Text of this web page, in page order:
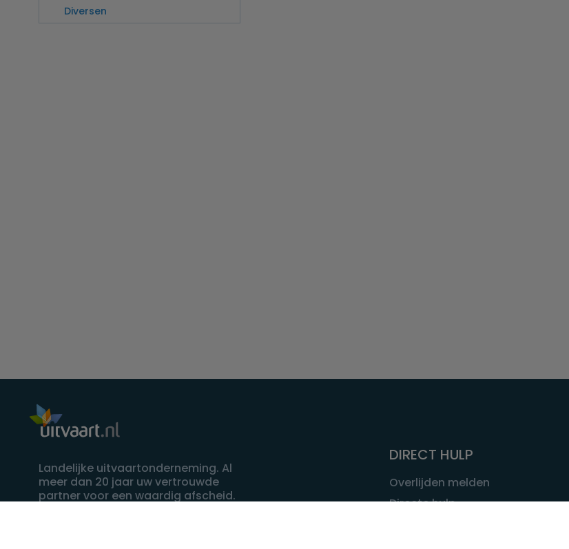
Diversen
Landelijke uitvaartonderneming. Al
meer dan 20 jaar uw vertrouwde
partner voor een waardig afscheid.
DIRECT HULP
Overlijden melden
Directe hulp